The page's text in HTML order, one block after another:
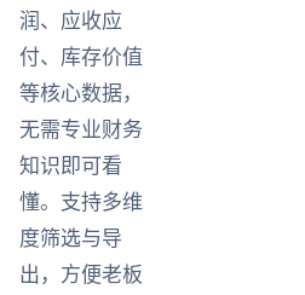
润、应收应
付、库存价值
等核心数据，
无需专业财务
知识即可看
懂。支持多维
度筛选与导
出，方便老板